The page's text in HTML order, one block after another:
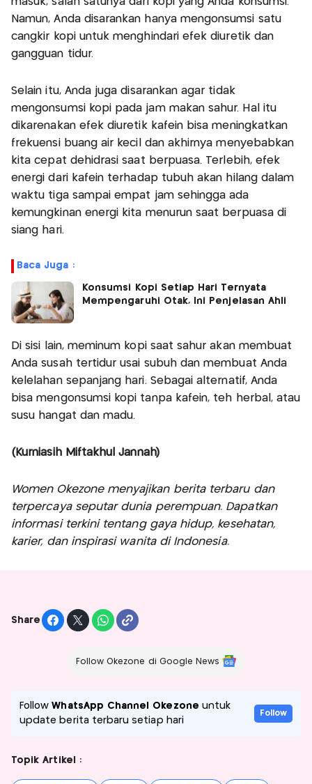
Namun, Anda disarankan hanya mengonsumsi satu
cangkir kopi untuk menghindari efek diuretik dan
gangguan tidur.
Selain itu, Anda juga disarankan agar tidak
mengonsumsi kopi pada jam makan sahur. Hal itu
dikarenakan efek diuretik kafein bisa meningkatkan
frekuensi buang air kecil dan akhirnya menyebabkan
kita cepat dehidrasi saat berpuasa. Terlebih, efek
energi dari kafein terhadap tubuh akan hilang dalam
waktu tiga sampai empat jam sehingga ada
kemungkinan energi kita menurun saat berpuasa di
siang hari.
Baca Juga :
Konsumsi Kopi Setiap Hari Ternyata
Mempengaruhi Otak, Ini Penjelasan Ahli
Di sisi lain, meminum kopi saat sahur akan membuat
Anda susah tertidur usai subuh dan membuat Anda
kelelahan sepanjang hari. Sebagai alternatif, Anda
bisa mengonsumsi kopi tanpa kafein, teh herbal, atau
susu hangat dan madu.
(Kurniasih Miftakhul Jannah)
Women Okezone menyajikan berita terbaru dan
terpercaya seputar dunia perempuan. Dapatkan
informasi terkini tentang gaya hidup, kesehatan,
karier, dan inspirasi wanita di Indonesia.
Share
Follow Okezone di Google News
FollowWhatsApp Channel Okezone untuk
update berita terbaru setiap hari
Follow
Topik Artikel :